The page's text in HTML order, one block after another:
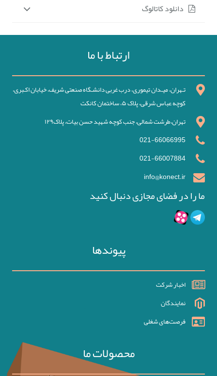
دانلود کاتالوگ
ارتباط با ما
تـهران، میـدان تیموری، درب غربی دانشـگاه صنعتی شریف، خیابان اکـبری،
کوچه عباس شرقی، پلاک ۵، ساختمان کانکت
تهران،طرشت شمالی، جنب کوچه شهید حسن بیات، پلاک۱۲۹
021-66066995
021-66007884
info@konect.ir
ما را در فضای مجازی دنبال کنید
پیوندها
اخبار شرکت
نمایندگان
فرصت‌های شغلی
محصولات ما